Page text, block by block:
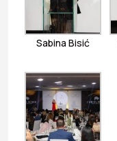
Sabina Bisić